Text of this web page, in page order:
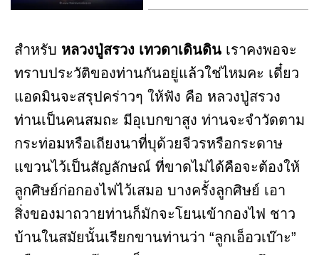
สำหรับ หลวงปู่สรวง เทวดาเดินดิน เราคงพอจะ
ทราบประวัติของท่านกันอยู่แล้วใช่ไหมคะ เดี๋ยว
แอดมินจะสรุปคร่าวๆ ให้ฟัง คือ หลวงปู่สรวง
ท่านเป็นคนสมถะ มีอุเบกขาสูง ท่านจะจำวัดตาม
กระท่อมหรือเถียงนาที่บุด้วยจีวรหรือกระดาษ
แขวนไว้เป็นสัญลักษณ์ ที่ขาดไม่ได้คือจะต้องให้
ลูกศิษย์ก่อกองไฟไว้เสมอ บางครั้งลูกศิษย์ เอา
สิ่งของมาถวายท่านก็มักจะโยนเข้ากองไฟ ชาว
บ้านในสมัยนั้นเรียกขานท่านว่า “ลูกเอ็อวเบ๊าะ”